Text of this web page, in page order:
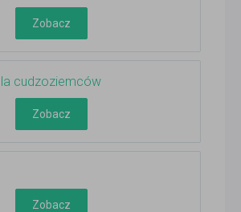
Zobacz
cudzoziemców
Zobacz
Zobacz